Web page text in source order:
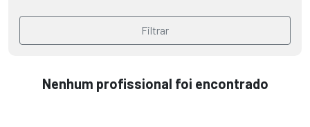
Filtrar
Nenhum profissional foi encontrado